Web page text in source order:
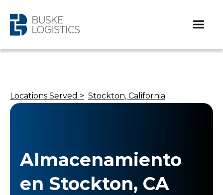
Locations Served > Stockton, California
Almacenamiento
en Stockton, CA